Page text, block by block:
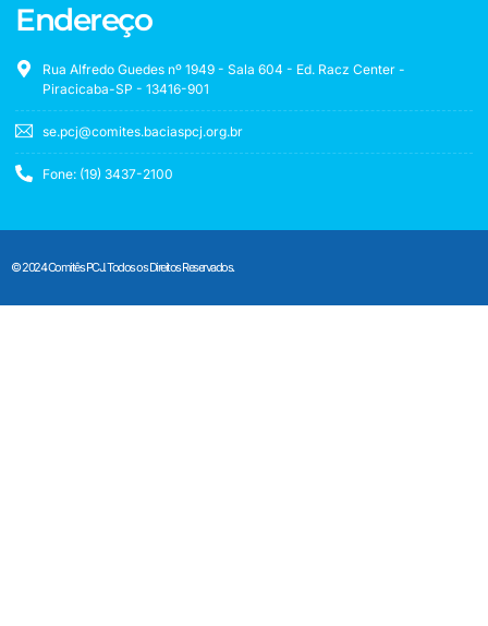
Endereço
Rua Alfredo Guedes nº 1949 - Sala 604 - Ed. Racz Center -
Piracicaba-SP - 13416-901
se.pcj@comites.baciaspcj.org.br
Fone: (19) 3437-2100
© 2024 Comitês PCJ. Todos os Direitos Reservados.